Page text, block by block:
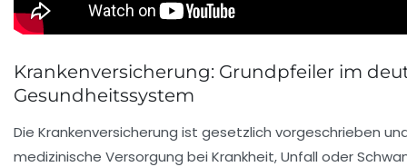
Krankenversicherung: Grundpfeiler im
Gesundheitssystem
Die Krankenversicherung ist gesetzlich vorgeschrieben
medizinische Versorgung bei Krankheit, Unfall oder